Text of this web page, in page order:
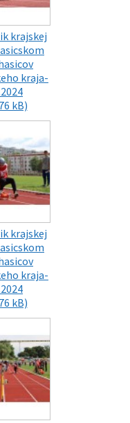
krajskej
kraja-
kB)
krajskej
kraja-
kB)